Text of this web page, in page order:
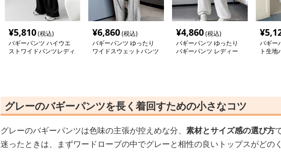
¥5,810(税込)
バギーパンツ ハイウエ
ストワイドパンツレディ
¥6,860(税込)
バギーパンツ ゆったり
ワイドスウェットパンツ
¥4,860(税込)
バギーパンツ ゆったり
バギーパンツ レディー
¥
バギー
ト生地
グレーのバギーパンツを長く着回すための小さなコツ
グレーのバギーパンツは色味の主張が控えめな分、 素材とサイズ感の選び方
迷ったときは、まずワードローブの中でグレーと相性の良いトップスがどの